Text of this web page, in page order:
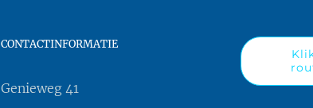
CONTACTINFORMATIE
Genieweg 41